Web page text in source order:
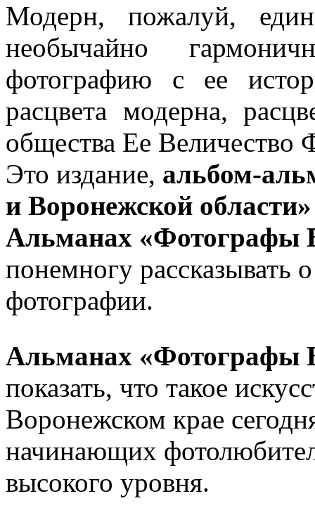
Модерн, пожалуй,
необычайно
фотографию с ее
расцвета модерна,
общества Ее Величество
Это издание, альбом-
и Воронежской области»
Альманах «Фотографы
понемногу рассказывать
фотографии.
Альманах «Фотографы
показать, что такое
Воронежском крае
начинающих
высокого уровня.